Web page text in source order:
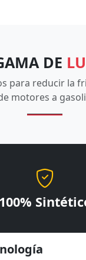
DE
para reducir la
motores a
100%